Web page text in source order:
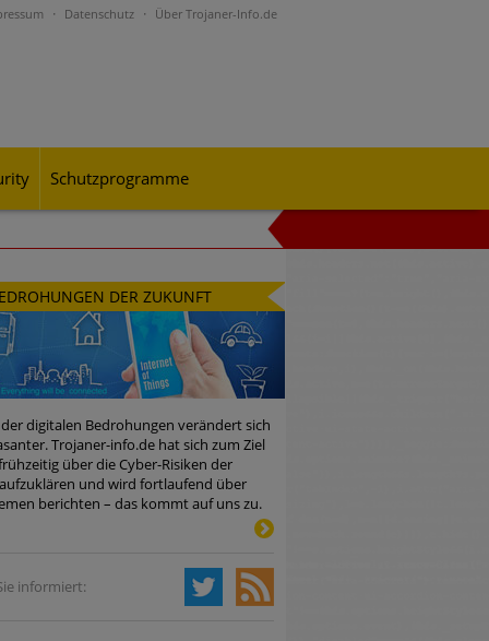
Datenschutz Über Trojaner-Info.de
Schutzprogramme
Engineering-Betrugsmaschen und
– was CISOs jetzt für
Bedrohungspotential nicht
bei Web-DDoS-Angriffen
DER ZUKUNFT
digitalen Bedrohungen verändert sich
Trojaner-info.de hat sich zum Ziel
über die Cyber-Risiken der
und wird fortlaufend über
berichten – das kommt auf uns zu.
informiert: